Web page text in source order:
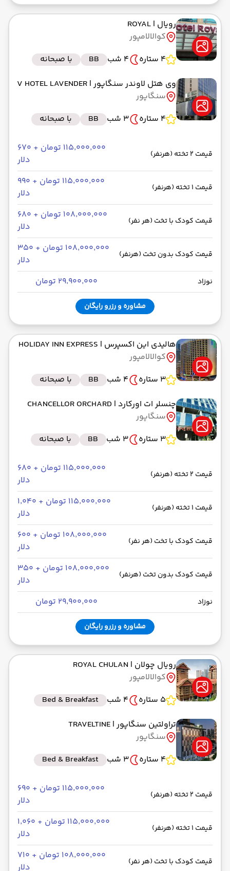
رویال | ROYAL
کوالالامپور
4 ستاره
4 شب BB
با صبحانه
وی هتل لاوندر سنگاپور| V HOTEL LAVENDER
سنگاپور
4 ستاره
3 شب BB با صبحانه
قیمت 2 تخته (هرنفر)
۱۱۵٬۰۰۰٬۰۰۰ تومان + ۶۷۰
دلار
قیمت 1 تخته (هرنفر)
۱۱۵٬۰۰۰٬۰۰۰ تومان + ۹۹۰
دلار
قیمت کودک با تخت (هر نفر)
۱۰۸٬۰۰۰٬۰۰۰ تومان + ۶۸۰
دلار
قیمت کودک بدون تخت (هرنفر)
۱۰۸٬۰۰۰٬۰۰۰ تومان + ۳۵۰
دلار
نوزاد ۲۹٬۹۰۰٬۰۰۰ تومان
مشاوره و رزرو رایگان
هالیدی این اکسپرس | HOLIDAY INN EXPRESS
کوالالامپور
3 ستاره
4 شب BB
با صبحانه
چنسلر ات اورکارد | CHANCELLOR ORCHARD
سنگاپور
3 ستاره
3 شب BB با صبحانه
قیمت 2 تخته (هرنفر)
۱۱۵٬۰۰۰٬۰۰۰ تومان + ۶۸۰
دلار
قیمت 1 تخته (هرنفر)
۱۱۵٬۰۰۰٬۰۰۰ تومان + ۱٬۰۴۰
دلار
قیمت کودک با تخت (هر نفر)
۱۰۸٬۰۰۰٬۰۰۰ تومان + ۶۰۰
دلار
قیمت کودک بدون تخت (هرنفر)
۱۰۸٬۰۰۰٬۰۰۰ تومان + ۳۵۰
دلار
نوزاد ۲۹٬۹۰۰٬۰۰۰ تومان
مشاوره و رزرو رایگان
رویال چولان | ROYAL CHULAN
کوالالامپور
5 ستاره
4 شب
Bed & Breakfast
تراولتین سنگاپور| TRAVELTINE
سنگاپور
4 ستاره
3 شب Bed & Breakfast
قیمت 2 تخته (هرنفر)
۱۱۵٬۰۰۰٬۰۰۰ تومان + ۶۹۰
دلار
قیمت 1 تخته (هرنفر)
۱۱۵٬۰۰۰٬۰۰۰ تومان + ۱٬۰۶۰
دلار
قیمت کودک با تخت (هر نفر)
۱۰۸٬۰۰۰٬۰۰۰ تومان + ۷۱۰
دلار